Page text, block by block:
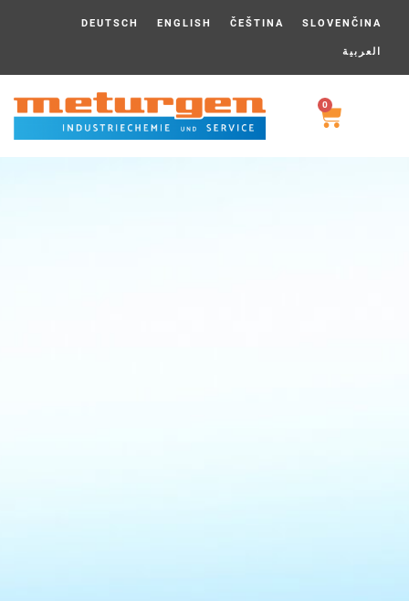
DEUTSCH ENGLISH ČEŠTINA SLOVENČINA
العربية
0